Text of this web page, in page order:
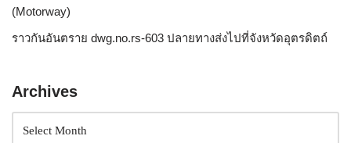
(Motorway)
ราวกันอันตราย dwg.no.rs-603 ปลายทางส่งไปที่จังหวัดอุตรดิตถ์
Archives